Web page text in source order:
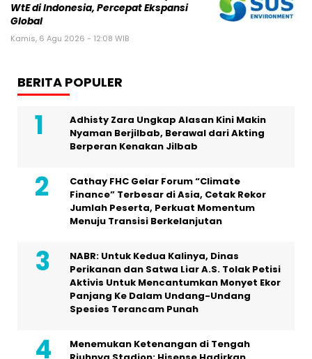
WtE di Indonesia, Percepat Ekspansi
Global
Kamis, 6 Agu 2026 - 12:08 WIB
BERITA POPULER
Adhisty Zara Ungkap Alasan Kini Makin
Nyaman Berjilbab, Berawal dari Akting
Berperan Kenakan Jilbab
Cathay FHC Gelar Forum “Climate
Finance” Terbesar di Asia, Cetak Rekor
Jumlah Peserta, Perkuat Momentum
Menuju Transisi Berkelanjutan
NABR: Untuk Kedua Kalinya, Dinas
Perikanan dan Satwa Liar A.S. Tolak Petisi
Aktivis Untuk Mencantumkan Monyet Ekor
Panjang Ke Dalam Undang-Undang
Spesies Terancam Punah
Menemukan Ketenangan di Tengah